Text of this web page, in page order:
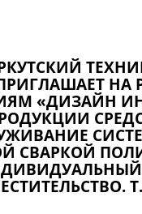
НА
«ДИЗАЙН
СВАРКОЙ
Т.